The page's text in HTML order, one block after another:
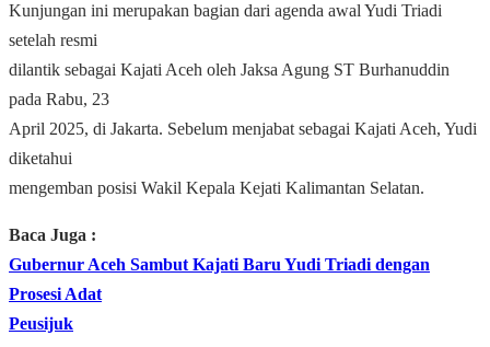
Kunjungan ini merupakan bagian dari agenda awal Yudi Triadi
setelah resmi
dilantik sebagai Kajati Aceh oleh Jaksa Agung ST Burhanuddin
pada Rabu, 23
April 2025, di Jakarta. Sebelum menjabat sebagai Kajati Aceh, Yudi
diketahui
mengemban posisi Wakil Kepala Kejati Kalimantan Selatan.
Baca Juga :
Gubernur Aceh Sambut Kajati Baru Yudi Triadi dengan
Prosesi Adat
Peusijuk